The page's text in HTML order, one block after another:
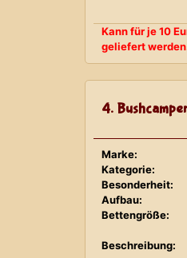
Kann für je 10
geliefert
4.
Marke:
Kategorie:
Besonderheit:
Aufbau:
Bettengröße:
Beschreibung: